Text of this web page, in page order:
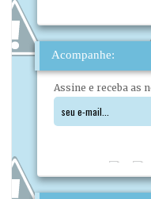
Acompanhe:
Assine e receba as